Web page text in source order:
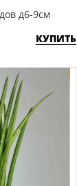
д6-9см
КУПИТЬ